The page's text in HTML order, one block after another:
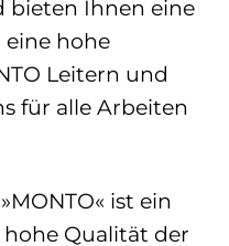
bieten Ihnen eine
eine hohe
Leitern und
für alle Arbeiten
ist ein
Qualität der